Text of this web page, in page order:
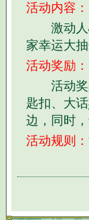
活动内容：
激动人
家幸运大
活动奖励：
活动奖
匙扣、大话
边，同时
活动规则：